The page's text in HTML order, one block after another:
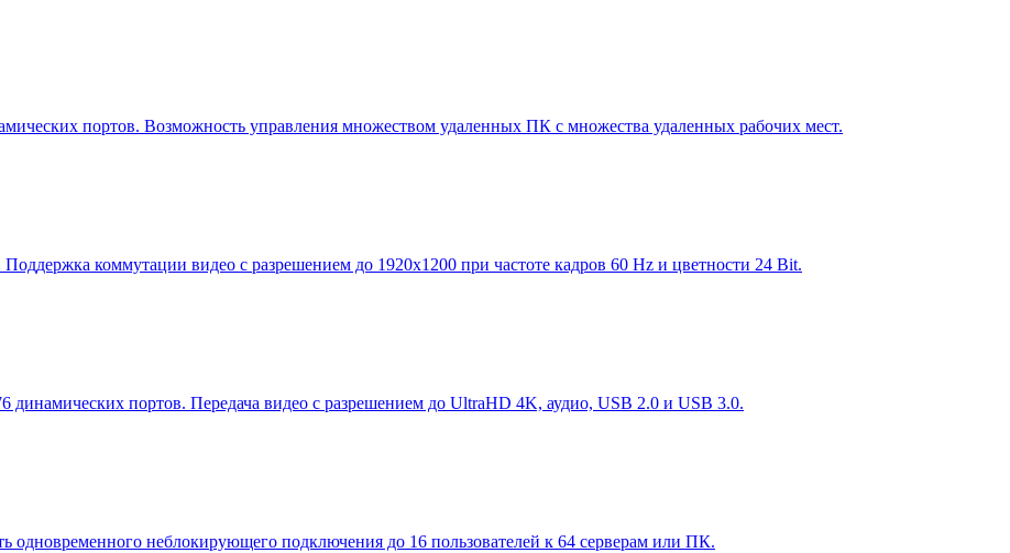
портов. Возможность управления множеством удаленных ПК с множества удаленных рабочих мест.
коммутации видео с разрешением до 1920x1200 при частоте кадров 60 Hz и цветности 24 Bit.
портов. Передача видео с разрешением до UltraHD 4K, аудио, USB 2.0 и USB 3.0.
неблокирующего подключения до 16 пользователей к 64 серверам или ПК.